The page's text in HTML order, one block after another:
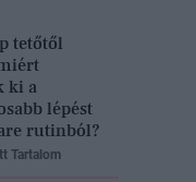
tetőtől
ki a
lépést
rutinból?
Tartalom